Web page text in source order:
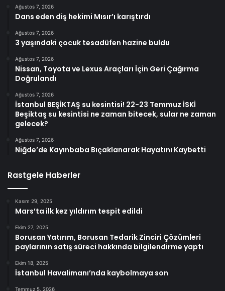
Ağustos 7, 2026
Dans eden diş hekimi Mısır’ı karıştırdı
Ağustos 7, 2026
3 yaşındaki çocuk tesadüfen hazine buldu
Ağustos 7, 2026
Nissan, Toyota ve Lexus Araçları İçin Geri Çağırma
Doğrulandı
Ağustos 7, 2026
İstanbul BEŞİKTAŞ su kesintisi! 22-23 Temmuz İSKİ
Beşiktaş su kesintisi ne zaman bitecek, sular ne zaman
gelecek?
Ağustos 7, 2026
Niğde’de Kayınbaba Bıçaklanarak Hayatını Kaybetti
Rastgele Haberler
Kasım 29, 2025
Mars’ta ilk kez yıldırım tespit edildi
Ekim 27, 2025
Borusan Yatırım, Borusan Tedarik Zinciri Çözümleri
paylarının satış süreci hakkında bilgilendirme yaptı
Ekim 18, 2025
İstanbul Havalimanı’nda kaybolmaya son
Temmuz 5, 2026